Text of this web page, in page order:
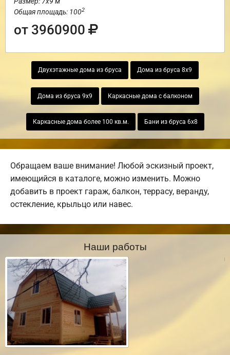
Общая площадь: 1002
от 3960900
Двухэтажные дома из бруса Дома из бруса 8х9
Дома из бруса 9х9 Каркасные дома с балконом
Каркасные дома более 100 кв.м. Бани из бруса 6х8
Обращаем ваше внимание! Любой эскизный проект,
имеющийся в каталоге, можно изменить. Можно
добавить в проект гараж, балкон, террасу, веранду,
остекление, крыльцо или навес.
Наши работы